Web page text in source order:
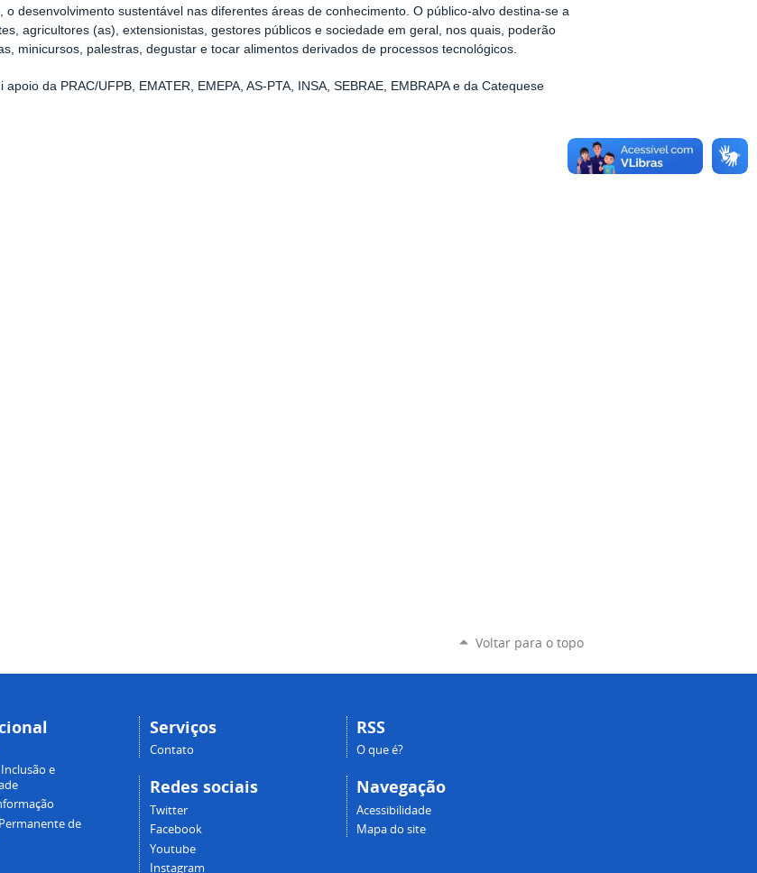
o desenvolvimento sustentável nas diferentes áreas de conhecimento. O público-alvo destina-se a
agricultores (as), extensionistas, gestores públicos e sociedade em geral, nos quais, poderão
minicursos, palestras, degustar e tocar alimentos derivados de processos tecnológicos.
apoio da PRAC/UFPB, EMATER, EMEPA, AS-PTA, INSA, SEBRAE, EMBRAPA e da Catequese
Voltar para o topo
e
de
Serviços
Contato
Redes sociais
Twitter
Facebook
Youtube
Instagram
RSS
O que é?
Navegação
Acessibilidade
Mapa do site